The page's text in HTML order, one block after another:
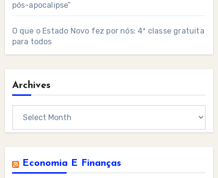
pós-apocalipse”
O que o Estado Novo fez por nós: 4ª classe gratuita
para todos
Archives
Economia E Finanças